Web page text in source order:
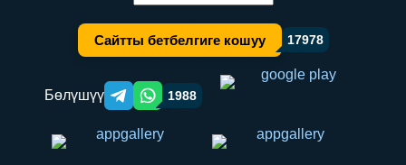
Сайтты бетбелгиге кошуу 17978
Бөлүшүү Telegram orqali ulashish
WhatsApp orqali ulashish
1988